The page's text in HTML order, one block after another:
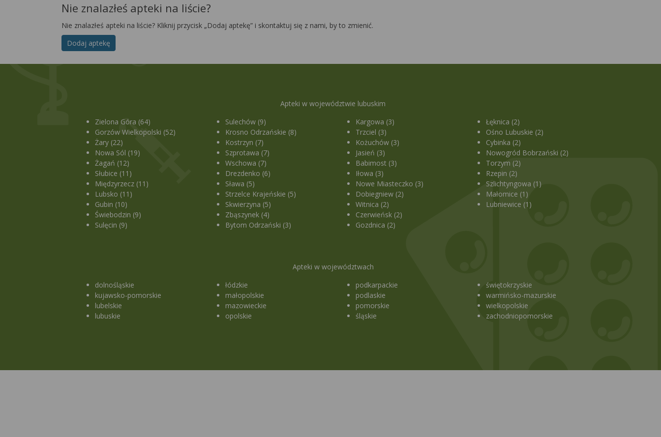
Nie znalazłeś apteki na liście?
Nie znalazłeś apteki na liście? Kliknij przycisk „Dodaj aptekę” i skontaktuj się z nami, by to zmienić.
Dodaj aptekę
Apteki w województwie lubuskim
Zielona Góra (64)
Gorzów Wielkopolski (52)
Żary (22)
Nowa Sól (19)
Żagań (12)
Słubice (11)
Międzyrzecz (11)
Lubsko (11)
Gubin (10)
Świebodzin (9)
Sulęcin (9)
Sulechów (9)
Krosno Odrzańskie (8)
Kostrzyn (7)
Szprotawa (7)
Wschowa (7)
Drezdenko (6)
Sława (5)
Strzelce Krajeńskie (5)
Skwierzyna (5)
Zbąszynek (4)
Bytom Odrzański (3)
Kargowa (3)
Trzciel (3)
Kożuchów (3)
Jasień (3)
Babimost (3)
Iłowa (3)
Nowe Miasteczko (3)
Dobiegniew (2)
Witnica (2)
Czerwieńsk (2)
Gozdnica (2)
Łęknica (2)
Ośno Lubuskie (2)
Cybinka (2)
Nowogród Bobrzański (2)
Torzym (2)
Rzepin (2)
Szlichtyngowa (1)
Małomice (1)
Lubniewice (1)
Apteki w województwach
dolnośląskie
kujawsko-pomorskie
lubelskie
lubuskie
łódzkie
małopolskie
mazowieckie
opolskie
podkarpackie
podlaskie
pomorskie
śląskie
świętokrzyskie
warmińsko-mazurskie
wielkopolskie
zachodniopomorskie